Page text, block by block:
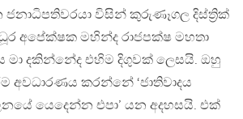
ජනාධිපතිවරයා විසින් කුරුණෑගල දිස්ත්‍රික්
අපේක්ෂක මහින්ද රාජපක්ෂ මහතා
මා දකින්නේද එහිම දිගුවක් ලෙසයි. ඔහු
අවධාරණය කරන්නේ ‘ජාතිවාදය
යෙදෙන්න එපා’ යන අදහසයි. එක්